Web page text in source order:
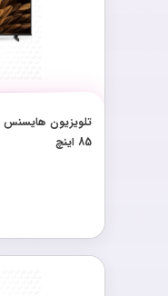
85 اینچ